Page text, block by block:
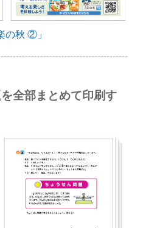
の秋 ②」
全部まとめて印刷す